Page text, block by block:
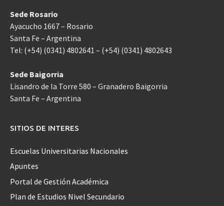
Sede Rosario
Ayacucho 1667 – Rosario
Santa Fe – Argentina
Tel: (+54) (0341) 4802641 – (+54) (0341) 4802643
Sede Baigorria
Lisandro de la Torre 580 – Granadero Baigorria
Santa Fe – Argentina
SITIOS DE INTERES
Escuelas Universitarias Nacionales
Apuntes
Portal de Gestión Académica
Plan de Estudios Nivel Secundario